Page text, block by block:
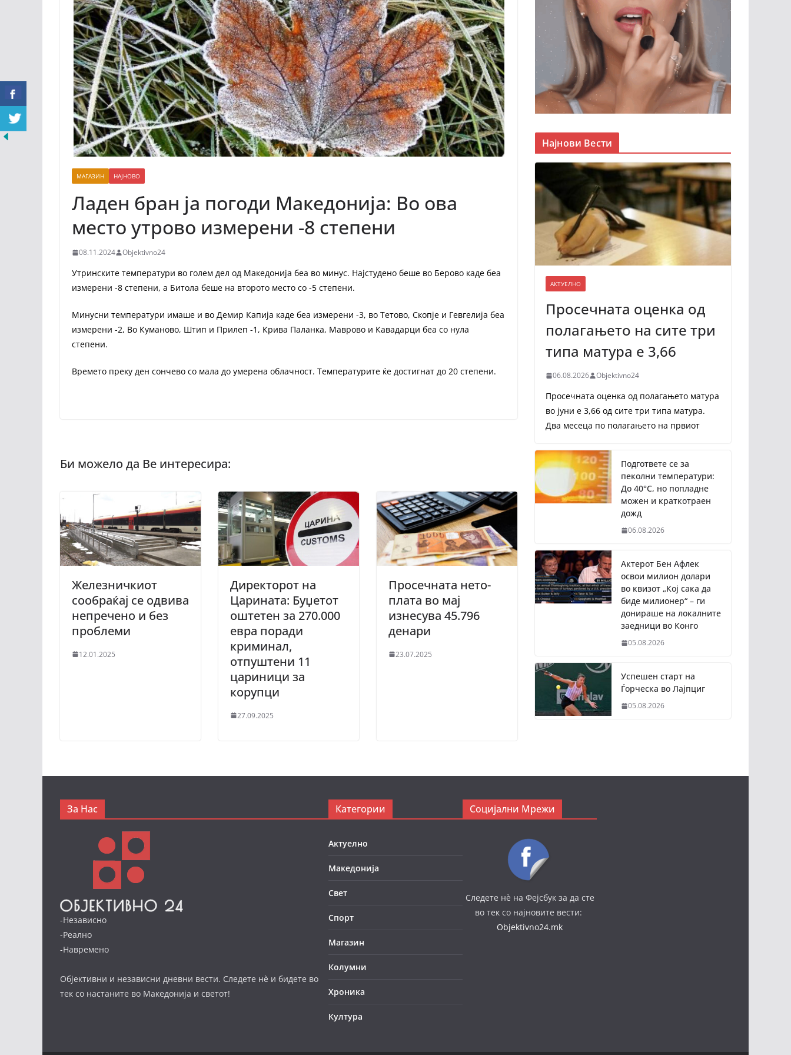
МАГАЗИН НАЈНОВО
Ладен бран ја погоди Македонија: Во ова
место утрово измерени -8 степени
08.11.2024 Objektivno24
Утринските температури во голем дел од Македонија беа во минус. Најстудено беше во Берово каде беа
измерени -8 степени, а Битола беше на второто место со -5 степени.
Минусни температури имаше и во Демир Капија каде беа измерени -3, во Тетово, Скопје и Гевгелија беа
измерени -2, Во Куманово, Штип и Прилеп -1, Крива Паланка, Маврово и Кавадарци беа со нула
степени.
Времето преку ден сончево со мала до умерена облачност. Температурите ќе достигнат до 20 степени.
Железничкиот
сообраќај се одвива
непречено и без
проблеми
12.01.2025
Директорот на
Царината: Буџетот
оштетен за 270.000
евра поради
криминал,
отпуштени 11
цариници за
корупци
27.09.2025
Просечната нето-
плата во мај
изнесува 45.796
денари
23.07.2025
Најнови Вести
АКТУЕЛНО
Просечната оценка од
полагањето на сите три
типа матура е 3,66
06.08.2026 Objektivno24
Просечната оценка од полагањето матура
во јуни е 3,66 од сите три типа матура.
Два месеца по полагањето на првиот
Подгответе се за
пеколни температури:
До 40°C, но попладне
можен и краткотраен
дожд
06.08.2026
Актерот Бен Афлек
освои милион долари
во квизот „Кој сака да
биде милионер“ – ги
донираше на локалните
заедници во Конго
05.08.2026
Успешен старт на
Ѓорческа во Лајпциг
05.08.2026
За Нас
-Независно
-Реално
-Навремено
Објективни и независни дневни вести. Следете нè и бидете во
тек со настаните во Македонија и светот!
Категории
Актуелно
Македонија
Свет
Спорт
Магазин
Колумни
Хроника
Култура
Социјални Мрежи
Следете нè на Фејсбук за да сте
во тек со најновите вести:
Objektivno24.mk